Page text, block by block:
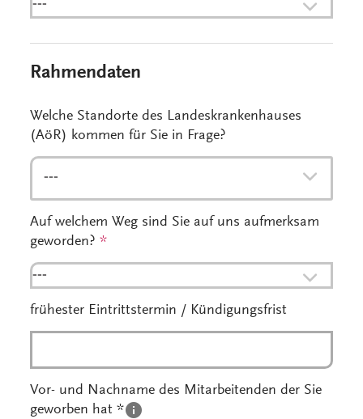
---
Rahmendaten
Welche Standorte des Landeskrankenhauses
(AöR) kommen für Sie in Frage?
---
Auf welchem Weg sind Sie auf uns aufmerksam
geworden?*
---
frühester Eintrittstermin / Kündigungsfrist
Vor- und Nachname des Mitarbeitenden der Sie
geworben hat *